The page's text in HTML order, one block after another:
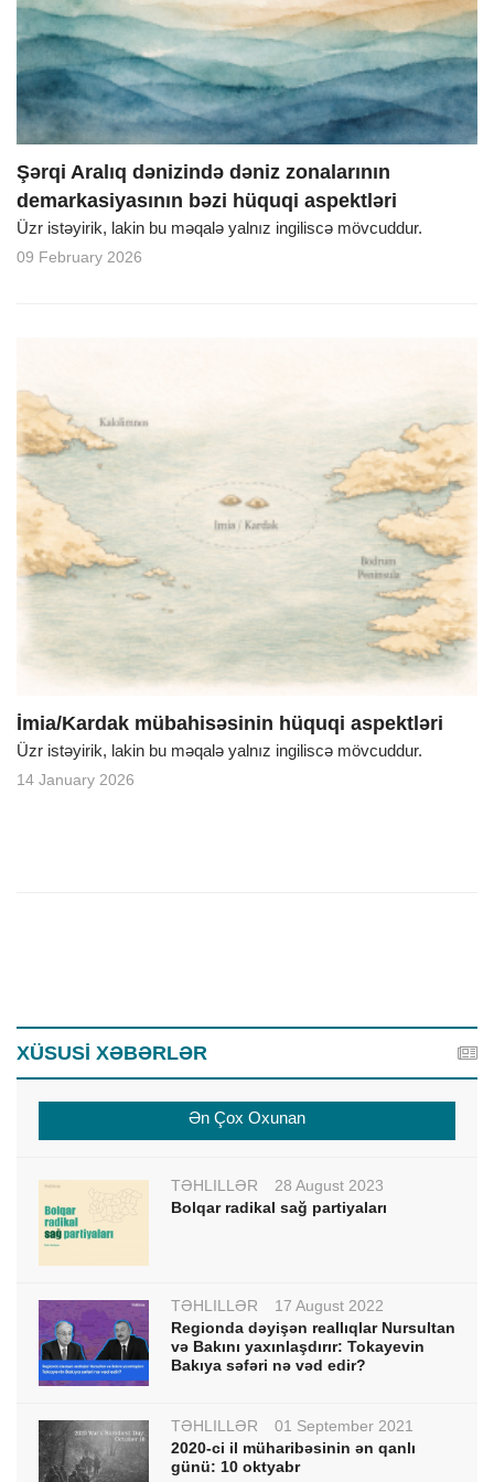
Şərqi Aralıq dənizində dəniz zonalarının
demarkasiyasının bəzi hüquqi aspektləri
Üzr istəyirik, lakin bu məqalə yalnız ingiliscə mövcuddur.
09 February 2026
İmia/Kardak mübahisəsinin hüquqi aspektləri
Üzr istəyirik, lakin bu məqalə yalnız ingiliscə mövcuddur.
14 January 2026
XÜSUSİ XƏBƏRLƏR
Ən Çox Oxunan
TƏHLİLLƏR
28 August 2023
Bolqar radikal sağ partiyaları
TƏHLİLLƏR
17 August 2022
Regionda dəyişən reallıqlar Nursultan
və Bakını yaxınlaşdırır: Tokayevin
Bakıya səfəri nə vəd edir?
TƏHLİLLƏR
01 September 2021
2020-ci il müharibəsinin ən qanlı
günü: 10 oktyabr